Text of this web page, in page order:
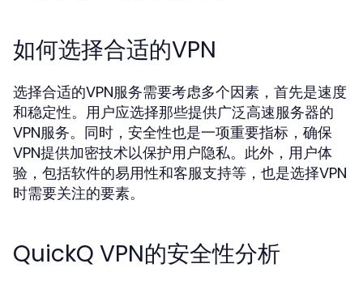
如何选择合适的VPN
选择合适的VPN服务需要考虑多个因素，首先是速度
和稳定性。用户应选择那些提供广泛高速服务器的
VPN服务。同时，安全性也是一项重要指标，确保
VPN提供加密技术以保护用户隐私。此外，用户体
验，包括软件的易用性和客服支持等，也是选择VPN
时需要关注的要素。
QuickQ VPN的安全性分析